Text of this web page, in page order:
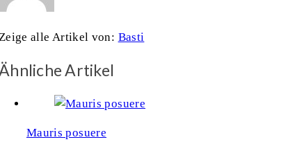
alle Artikel von: Basti
Artikel
Mauris posuere